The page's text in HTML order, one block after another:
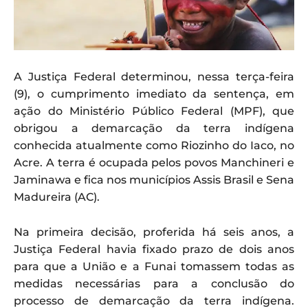
A Justiça Federal determinou, nessa terça-feira
(9), o cumprimento imediato da sentença, em
ação do Ministério Público Federal (MPF), que
obrigou a demarcação da terra indígena
conhecida atualmente como Riozinho do Iaco, no
Acre. A terra é ocupada pelos povos Manchineri e
Jaminawa e fica nos municípios Assis Brasil e Sena
Madureira (AC).
Na primeira decisão, proferida há seis anos, a
Justiça Federal havia fixado prazo de dois anos
para que a União e a Funai tomassem todas as
medidas necessárias para a conclusão do
processo de demarcação da terra indígena.